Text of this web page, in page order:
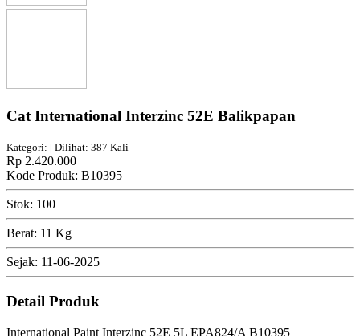
Cat International Interzinc 52E Balikpapan
Kategori: | Dilihat: 387 Kali
Rp 2.420.000
Kode Produk: B10395
Stok: 100
Berat: 11 Kg
Sejak: 11-06-2025
Detail Produk
International Paint Interzinc 52E 5L EPA824/A B10395